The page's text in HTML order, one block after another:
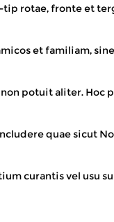
rotae, fronte et
et familiam,
potuit aliter. Hoc
quae sicut
curantis vel usu